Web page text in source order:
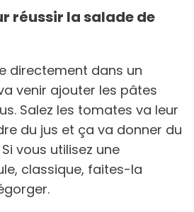
réussir la salade de
directement dans un
venir ajouter les pâtes
Salez les tomates va leur
du jus et ça va donner du
vous utilisez une
classique, faites-la